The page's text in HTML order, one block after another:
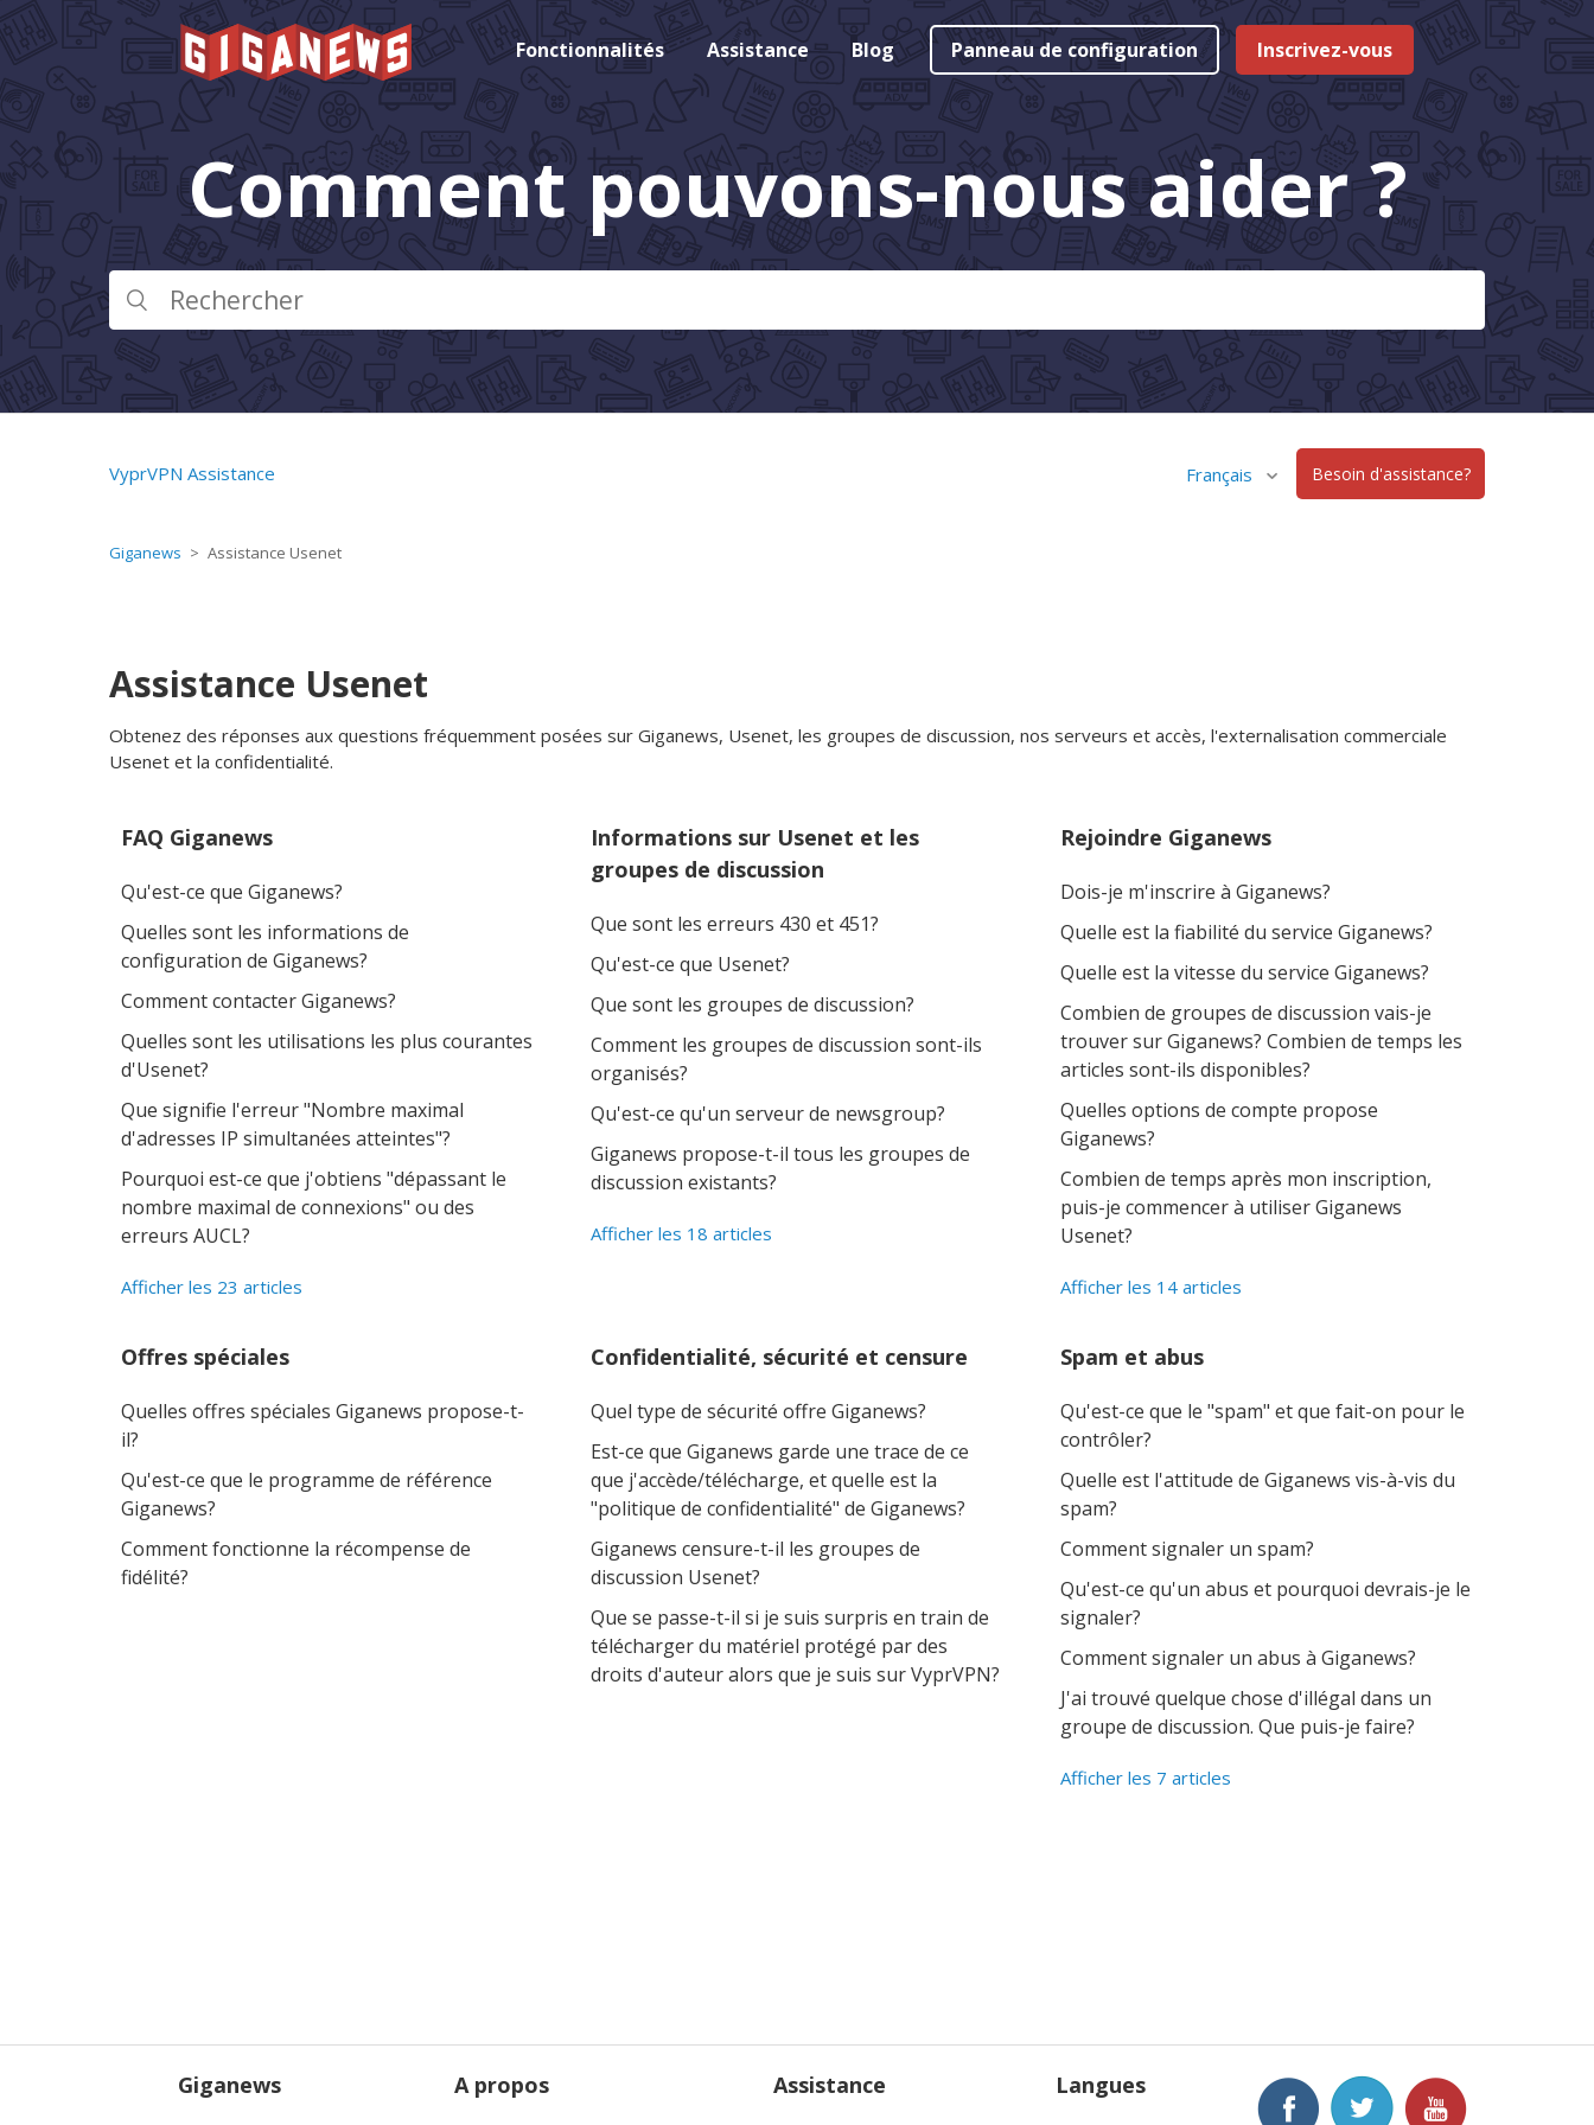
Fonctionnalités Assistance Blog Panneau de configuration Inscrivez-vous
Comment pouvons-nous aider ?
VyprVPN Assistance Français Besoin d'assistance?
Giganews Assistance Usenet
Assistance Usenet
Obtenez des réponses aux questions fréquemment posées sur Giganews, Usenet, les groupes de discussion, nos serveurs et accès, l'externalisation commerciale
Usenet et la confidentialité.
FAQ Giganews
Qu'est-ce que Giganews?
Quelles sont les informations de
configuration de Giganews?
Comment contacter Giganews?
Quelles sont les utilisations les plus courantes
d'Usenet?
Que signifie l'erreur "Nombre maximal
d'adresses IP simultanées atteintes"?
Pourquoi est-ce que j'obtiens "dépassant le
nombre maximal de connexions" ou des
erreurs AUCL?
Afficher les 23 articles
Informations sur Usenet et les
groupes de discussion
Que sont les erreurs 430 et 451?
Qu'est-ce que Usenet?
Que sont les groupes de discussion?
Comment les groupes de discussion sont-ils
organisés?
Qu'est-ce qu'un serveur de newsgroup?
Giganews propose-t-il tous les groupes de
discussion existants?
Afficher les 18 articles
Rejoindre Giganews
Dois-je m'inscrire à Giganews?
Quelle est la fiabilité du service Giganews?
Quelle est la vitesse du service Giganews?
Combien de groupes de discussion vais-je
trouver sur Giganews? Combien de temps les
articles sont-ils disponibles?
Quelles options de compte propose
Giganews?
Combien de temps après mon inscription,
puis-je commencer à utiliser Giganews
Usenet?
Afficher les 14 articles
Offres spéciales
Quelles offres spéciales Giganews propose-t-
il?
Qu'est-ce que le programme de référence
Giganews?
Comment fonctionne la récompense de
fidélité?
Confidentialité, sécurité et censure
Quel type de sécurité offre Giganews?
Est-ce que Giganews garde une trace de ce
que j'accède/télécharge, et quelle est la
"politique de confidentialité" de Giganews?
Giganews censure-t-il les groupes de
discussion Usenet?
Que se passe-t-il si je suis surpris en train de
télécharger du matériel protégé par des
droits d'auteur alors que je suis sur VyprVPN?
Spam et abus
Qu'est-ce que le "spam" et que fait-on pour le
contrôler?
Quelle est l'attitude de Giganews vis-à-vis du
spam?
Comment signaler un spam?
Qu'est-ce qu'un abus et pourquoi devrais-je le
signaler?
Comment signaler un abus à Giganews?
J'ai trouvé quelque chose d'illégal dans un
groupe de discussion. Que puis-je faire?
Afficher les 7 articles
Giganews A propos Assistance Langues